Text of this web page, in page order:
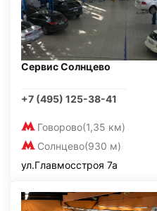
Сервис Солнцево
+7 (495) 125-38-41
Говорово(1,35 км)
Солнцево(930 м)
ул.Главмосстроя 7а